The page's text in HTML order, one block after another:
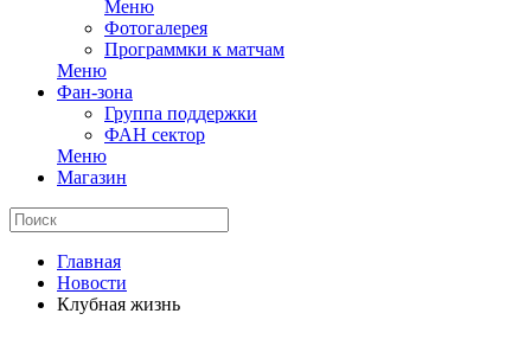
Меню
Фотогалерея
Программки к матчам
Меню
Фан-зона
Группа поддержки
ФАН сектор
Меню
Магазин
Главная
Новости
Клубная жизнь